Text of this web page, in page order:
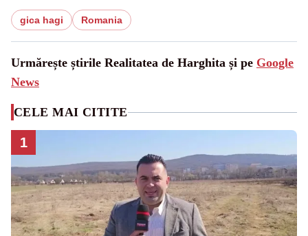
gica hagi Romania
Urmărește știrile Realitatea de Harghita și pe Google
News
CELE MAI CITITE
1